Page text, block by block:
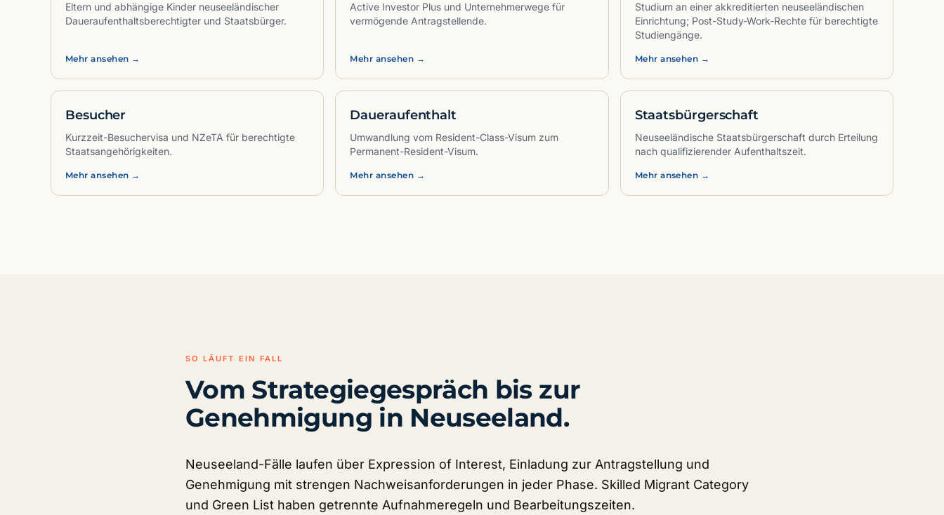
Eltern und abhängige Kinder neuseeländischer
Daueraufenthaltsberechtigter und Staatsbürger.
Mehr ansehen →
Active Investor Plus und Unternehmerwege für
vermögende Antragstellende.
Mehr ansehen →
Studium an einer akkreditierten neuseeländischen
Einrichtung; Post-Study-Work-Rechte für berechtigte
Studiengänge.
Mehr ansehen →
Besucher
Kurzzeit-Besuchervisa und NZeTA für berechtigte
Staatsangehörigkeiten.
Mehr ansehen →
Daueraufenthalt
Umwandlung vom Resident-Class-Visum zum
Permanent-Resident-Visum.
Mehr ansehen →
Staatsbürgerschaft
Neuseeländische Staatsbürgerschaft durch Erteilung
nach qualifizierender Aufenthaltszeit.
Mehr ansehen →
SO LÄUFT EIN FALL
Vom Strategiegespräch bis zur
Genehmigung in Neuseeland.
Neuseeland-Fälle laufen über Expression of Interest, Einladung zur Antragstellung und
Genehmigung mit strengen Nachweisanforderungen in jeder Phase. Skilled Migrant Category
und Green List haben getrennte Aufnahmeregeln und Bearbeitungszeiten.